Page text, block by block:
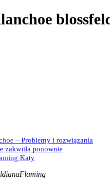
– Problemy i rozwiązania
zakwitła ponownie
Katy